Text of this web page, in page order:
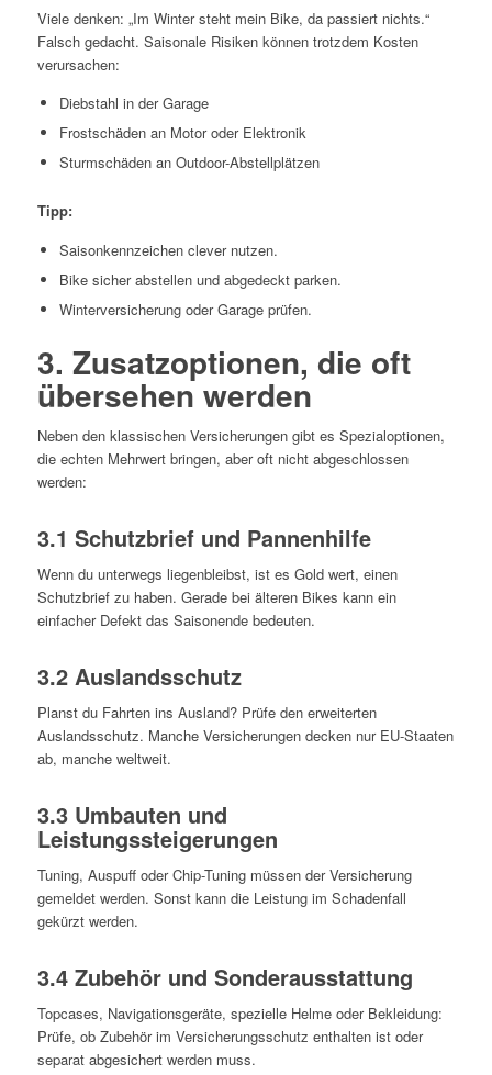
Viele denken: „Im Winter steht mein Bike, da passiert nichts.“
Falsch gedacht. Saisonale Risiken können trotzdem Kosten
verursachen:
Diebstahl in der Garage
Frostschäden an Motor oder Elektronik
Sturmschäden an Outdoor-Abstellplätzen
Tipp:
Saisonkennzeichen clever nutzen.
Bike sicher abstellen und abgedeckt parken.
Winterversicherung oder Garage prüfen.
3. Zusatzoptionen, die oft
übersehen werden
Neben den klassischen Versicherungen gibt es Spezialoptionen,
die echten Mehrwert bringen, aber oft nicht abgeschlossen
werden:
3.1 Schutzbrief und Pannenhilfe
Wenn du unterwegs liegenbleibst, ist es Gold wert, einen
Schutzbrief zu haben. Gerade bei älteren Bikes kann ein
einfacher Defekt das Saisonende bedeuten.
3.2 Auslandsschutz
Planst du Fahrten ins Ausland? Prüfe den erweiterten
Auslandsschutz. Manche Versicherungen decken nur EU-Staaten
ab, manche weltweit.
3.3 Umbauten und
Leistungssteigerungen
Tuning, Auspuff oder Chip-Tuning müssen der Versicherung
gemeldet werden. Sonst kann die Leistung im Schadenfall
gekürzt werden.
3.4 Zubehör und Sonderausstattung
Topcases, Navigationsgeräte, spezielle Helme oder Bekleidung:
Prüfe, ob Zubehör im Versicherungsschutz enthalten ist oder
separat abgesichert werden muss.